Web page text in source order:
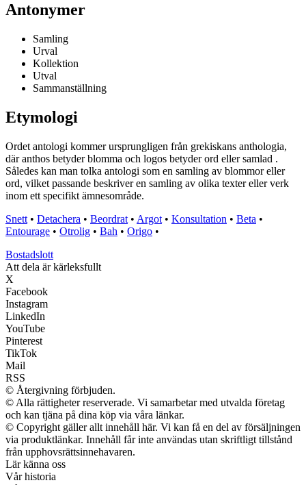
Antonymer
Samling
Urval
Kollektion
Utval
Sammanställning
Etymologi
Ordet antologi kommer ursprungligen från grekiskans anthologia,
där anthos betyder blomma och logos betyder ord eller samlad .
Således kan man tolka antologi som en samling av blommor eller
ord, vilket passande beskriver en samling av olika texter eller verk
inom ett specifikt ämnesområde.
Snett • Detachera • Beordrat • Argot • Konsultation • Beta •
Entourage • Otrolig • Bah • Origo •
Bostadslott
Att dela är kärleksfullt
X
Facebook
Instagram
LinkedIn
YouTube
Pinterest
TikTok
Mail
RSS
© Återgivning förbjuden.
© Alla rättigheter reserverade. Vi samarbetar med utvalda företag
och kan tjäna på dina köp via våra länkar.
© Copyright gäller allt innehåll här. Vi kan få en del av försäljningen
via produktlänkar. Innehåll får inte användas utan skriftligt tillstånd
från upphovsrättsinnehavaren.
Lär känna oss
Vår historia